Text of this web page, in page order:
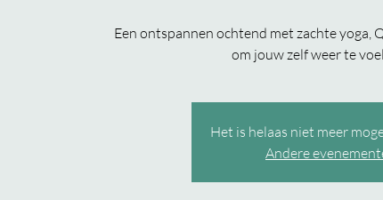
Een ontspannen ochtend met zachte yoga,
om jouw zelf weer te
Het is helaas niet meer
Andere